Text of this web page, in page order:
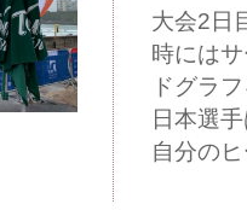
大会2日
時には
ドグラ
日本選
自分